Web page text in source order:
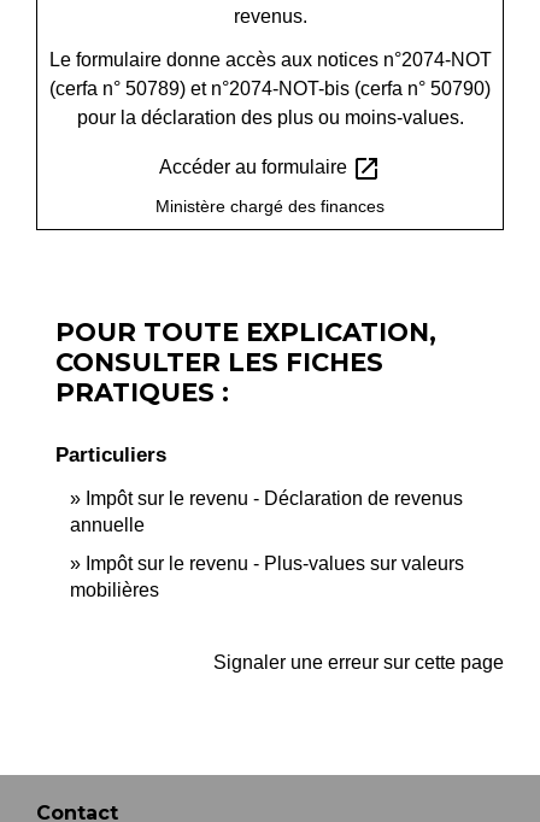
revenus.
Le formulaire donne accès aux notices n°2074-NOT
(cerfa n° 50789) et n°2074-NOT-bis (cerfa n° 50790)
pour la déclaration des plus ou moins-values.
Accéder au formulaire open_in_new
Ministère chargé des finances
POUR TOUTE EXPLICATION,
CONSULTER LES FICHES
PRATIQUES :
Particuliers
Impôt sur le revenu - Déclaration de revenus
annuelle
Impôt sur le revenu - Plus-values sur valeurs
mobilières
Signaler une erreur sur cette page
Contact